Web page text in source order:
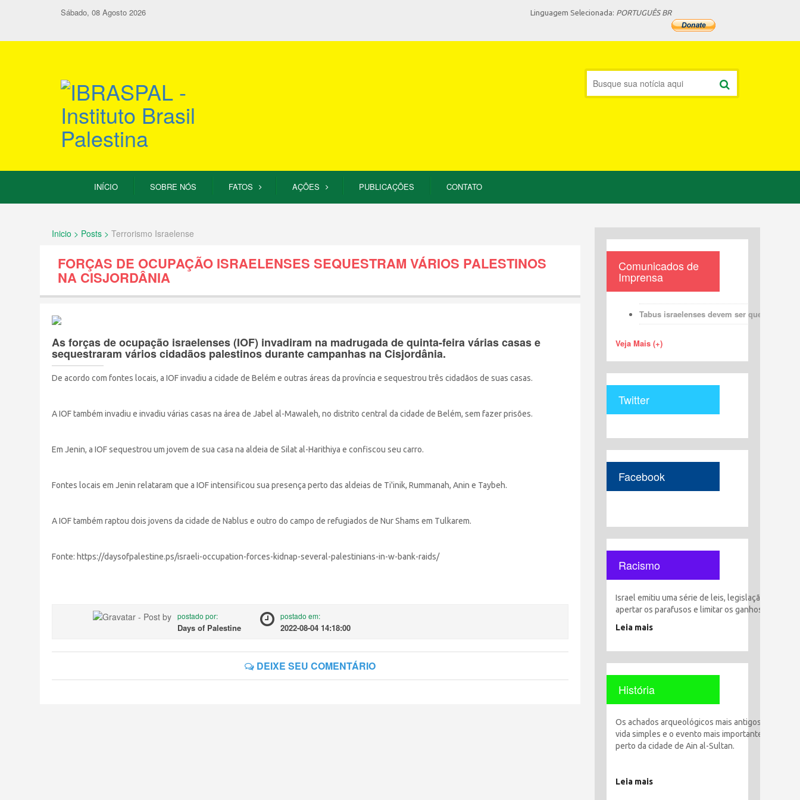
Sábado, 08 Agosto 2026 Linguagem Selecionada: PORTUGUÊS BR
INÍCIO SOBRE NÓS FATOS AÇÕES PUBLICAÇÕES CONTATO
Inicio > Posts > Terrorismo Israelense
FORÇAS DE OCUPAÇÃO ISRAELENSES SEQUESTRAM VÁRIOS PALESTINOS
NA CISJORDÂNIA
As forças de ocupação israelenses (IOF) invadiram na madrugada de quinta-feira várias casas e
sequestraram vários cidadãos palestinos durante campanhas na Cisjordânia.
De acordo com fontes locais, a IOF invadiu a cidade de Belém e outras áreas da província e sequestrou três cidadãos de suas casas.
A IOF também invadiu e invadiu várias casas na área de Jabel al-Mawaleh, no distrito central da cidade de Belém, sem fazer prisões.
Em Jenin, a IOF sequestrou um jovem de sua casa na aldeia de Silat al-Harithiya e confiscou seu carro.
Fontes locais em Jenin relataram que a IOF intensificou sua presença perto das aldeias de Ti'inik, Rummanah, Anin e Taybeh.
A IOF também raptou dois jovens da cidade de Nablus e outro do campo de refugiados de Nur Shams em Tulkarem.
Fonte: https://daysofpalestine.ps/israeli-occupation-forces-kidnap-several-palestinians-in-w-bank-raids/
postado por:
Days of Palestine
postado em:
2022-08-04 14:18:00
DEIXE SEU COMENTÁRIO
Comunicados de
Imprensa
Tabus israelenses devem ser quebrados
Veja Mais (+)
Twitter
Facebook
Racismo
Israel emitiu uma série de leis, legislação e
apertar os parafusos e limitar os ganhos,
Leia mais
História
Os achados arqueológicos mais antigos
vida simples e o evento mais importante foi o
perto da cidade de Ain al-Sultan.
Leia mais